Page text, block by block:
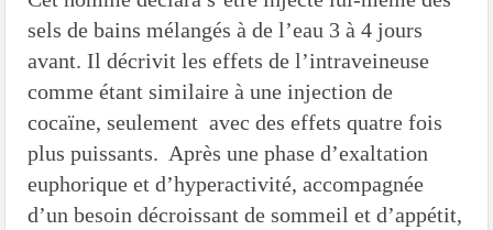
sels de bains mélangés à de l’eau 3 à 4 jours
avant. Il décrivit les effets de l’intraveineuse
comme étant similaire à une injection de
cocaïne, seulement avec des effets quatre fois
plus puissants. Après une phase d’exaltation
euphorique et d’hyperactivité, accompagnée
d’un besoin décroissant de sommeil et d’appétit,